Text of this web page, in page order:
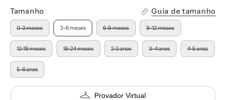
Tamanho Guia de tamanho
0-3 meses 3-6 meses 6-9 meses 9-12 meses
12-18 meses 18-24 meses 2-3 anos 3-4 anos 4-5 anos
5-6 anos
Provador Virtual